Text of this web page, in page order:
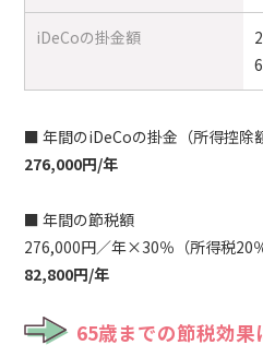
iDeCoの掛金額
■ 年間のiDeCoの掛金（所得控除額
276,000円/年
■ 年間の節税額
276,000円／年×30％（所得税20
82,800円/年
65歳までの節税効果